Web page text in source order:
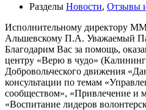
Разделы Новости, Отзывы
Исполнительному директору
Альшевскому П.А. Уважаемый
Благодарим Вас за помощь,
центру «Верю в чудо»
Добровольческого движения
консультации по темам
сообществом», «Привлечение и
«Воспитание лидеров